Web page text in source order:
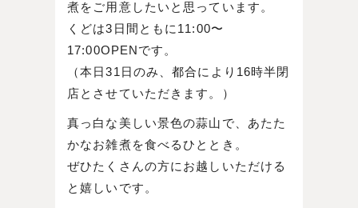
煮をご用意したいと思っています。
くどは3日間ともに11:00〜
17:00OPENです。
（本日31日のみ、都合により16時半閉
店とさせていただきます。）
真っ白な美しい景色の蒜山で、あたた
かなお雑煮を食べるひととき。
ぜひたくさんの方にお越しいただける
と嬉しいです。